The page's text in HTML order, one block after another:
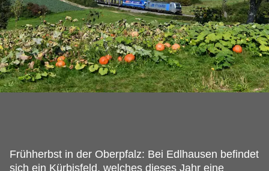
Frühherbst in der Oberpfalz: Bei Edlhausen befindet
sich ein Kürbisfeld, welches dieses Jahr eine